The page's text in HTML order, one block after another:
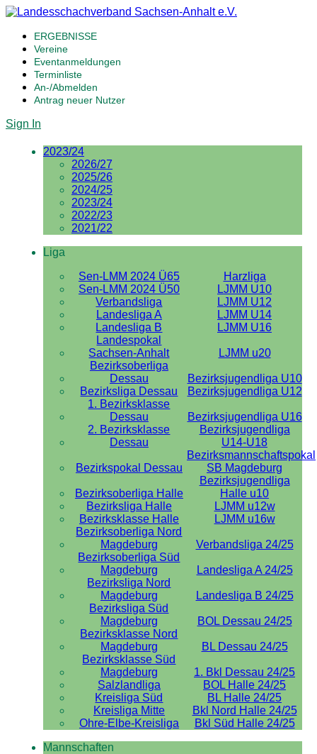
ERGEBNISSE
Vereine
Eventanmeldungen
Terminliste
An-/Abmelden
Antrag neuer Nutzer
Sign In
2023/24
2026/27
2025/26
2024/25
2023/24
2022/23
2021/22
Liga
Sen-LMM 2024 Ü65
Harzliga
Sen-LMM 2024 Ü50
LJMM U10
Verbandsliga
LJMM U12
Landesliga A
LJMM U14
Landesliga B
LJMM U16
Landespokal
Sachsen-Anhalt
LJMM u20
Bezirksoberliga
Dessau
Bezirksjugendliga U10
Bezirksliga Dessau
Bezirksjugendliga U12
1. Bezirksklasse
Dessau
Bezirksjugendliga U16
2. Bezirksklasse
Dessau
Bezirksjugendliga
U14-U18
Bezirkspokal Dessau
Bezirksmannschaftspokal
SB Magdeburg
Bezirksoberliga Halle
Bezirksjugendliga
Halle u10
Bezirksliga Halle
LJMM u12w
Bezirksklasse Halle
LJMM u16w
Bezirksoberliga Nord
Magdeburg
Verbandsliga 24/25
Bezirksoberliga Süd
Magdeburg
Landesliga A 24/25
Bezirksliga Nord
Magdeburg
Landesliga B 24/25
Bezirksliga Süd
Magdeburg
BOL Dessau 24/25
Bezirksklasse Nord
Magdeburg
BL Dessau 24/25
Bezirksklasse Süd
Magdeburg
1. Bkl Dessau 24/25
Salzlandliga
BOL Halle 24/25
Kreisliga Süd
BL Halle 24/25
Kreisliga Mitte
Bkl Nord Halle 24/25
Ohre-Elbe-Kreisliga
Bkl Süd Halle 24/25
Mannschaften